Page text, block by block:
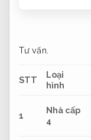
Tư vấn.
STT
Loại
hình
1
Nhà cấp
4